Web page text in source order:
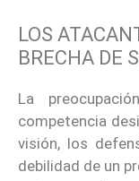
LOS
BRECHA DE
La
competencia
visión, los
debilidad de un